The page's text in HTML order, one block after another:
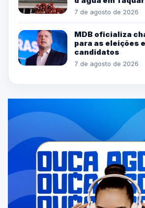
7 de agosto de 2026
MDB oficializa
para as eleições
candidatos
7 de agosto de 2026